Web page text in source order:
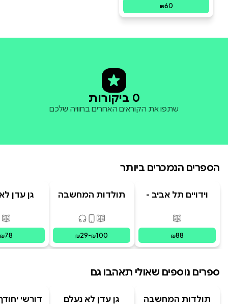
₪60
0 ביקורות
שתפו את הקוראים האחרים בחוויה שלכם
הספרים הנמכרים ביותר
וידויים תל אביב -
פורמטים זמינים
מודפס
₪88
תולדות המחשבה
פורמטים זמינים
מודפס,
₪29-₪100
גן עדן
₪78
ספרים נוספים שאולי תאהבו גם
תולדות המחשבה
גן עדן לא נעלם
דורשי